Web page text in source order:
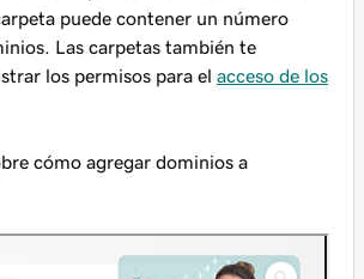
puede contener un número
Las carpetas también te
los permisos para el acceso de los
cómo agregar dominios a